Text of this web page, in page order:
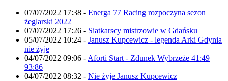
07/07/2022 17:38 - Energa 77 Racing rozpoczyna sezon
żeglarski 2022
07/07/2022 17:26 - Siatkarscy mistrzowie w Gdańsku
05/07/2022 10:24 - Janusz Kupcewicz - legenda Arki Gdynia
nie żyje
04/07/2022 09:06 - Aforti Start - Zdunek Wybrzeże 41:49
93:86
04/07/2022 08:32 - Nie żyje Janusz Kupcewicz